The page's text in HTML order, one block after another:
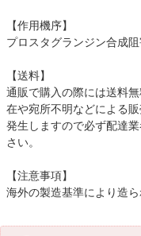
【作用機序】
プロスタグランジン合成
【送料】
通販で購入の際には送料
在や宛所不明などによる
発生しますので必ず配達
さい。
【注意事項】
海外の製造基準により造ら